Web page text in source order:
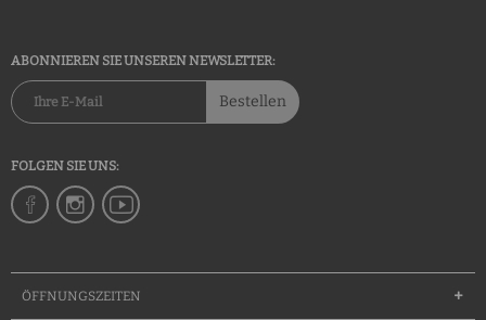
ABONNIEREN SIE UNSEREN NEWSLETTER:
Bestellen
FOLGEN SIE UNS:
ÖFFNUNGSZEITEN